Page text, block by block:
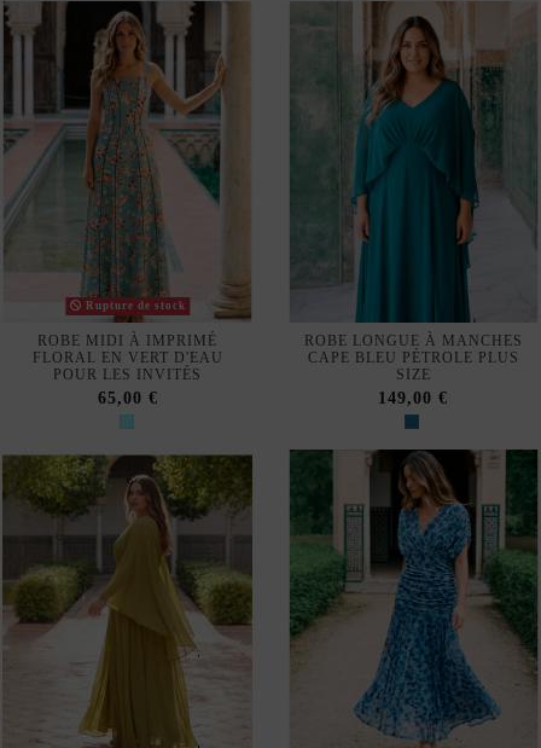
Rupture de stock
ROBE MIDI À IMPRIMÉ
FLORAL EN VERT D'EAU
POUR LES INVITÉS
65,00 €
CAPE BLEU PÉTROLE PLUS
SIZE
149,00 €